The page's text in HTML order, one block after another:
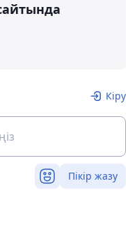
Кіру
Пікір жазу